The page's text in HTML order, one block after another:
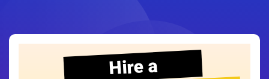
Hire a